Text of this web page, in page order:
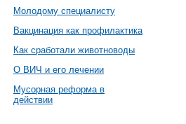
Молодому специалисту
Вакцинация как профилактика
Как сработали животноводы
О ВИЧ и его лечении
Мусорная реформа в
действии